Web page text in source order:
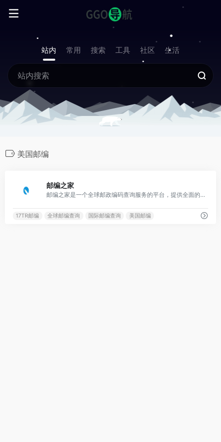
站内 常用 搜索 工具 社区 生活
美国邮编
邮编之家
邮编之家是一个全球邮政编码查询服务的平台，提供全面的邮编数据和查询服务。
17TR邮编 全球邮编查询 国际邮编查询 美国邮编